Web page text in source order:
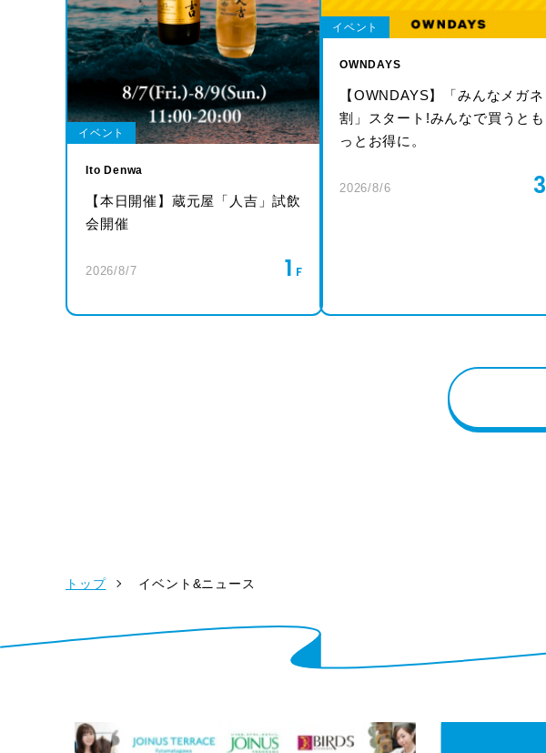
イベント
Ito Denwa
【本日開催】蔵元屋「人吉」試飲
会開催
2026/8/7 1
イベント
OWNDAYS
【OWNDAYS】「みんなメガネ
割」スタート!みんなで買うとも
っとお得に。
2026/8/6 3
トップ イベント&ニュース